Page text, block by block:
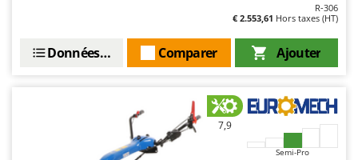
R-306
€ 2.553,61 Hors taxes (HT)
Ajouter
Comparer
Données techniques
7,9
Semi-Pro